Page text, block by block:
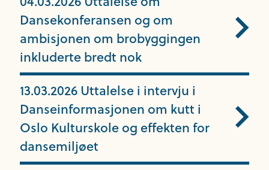
Dansekonferansen og om
ambisjonen om brobyggingen
inkluderte bredt nok
13.03.2026 Uttalelse i intervju i
Danseinformasjonen om kutt i
Oslo Kulturskole og effekten for
dansemiljøet